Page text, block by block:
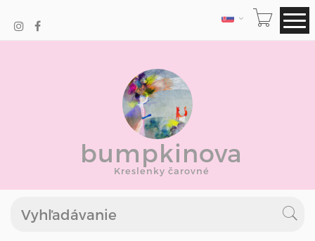
JAZYK
bumpkinova
Kreslenky čarovné